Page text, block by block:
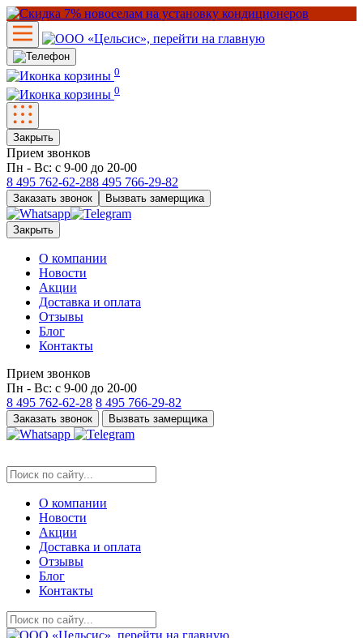
0
0
Закрыть
Прием звонков
Пн - Вс: с 9-00 до 20-00
8 495 762-62-288 495 766-29-82
Заказать звонок Вызвать замерщика
Закрыть
О компании
Новости
Акции
Доставка и оплата
Отзывы
Блог
Контакты
Прием звонков
Пн - Вс: с 9-00 до 20-00
8 495 762-62-28 8 495 766-29-82
Заказать звонок Вызвать замерщика
О компании
Новости
Акции
Доставка и оплата
Отзывы
Блог
Контакты